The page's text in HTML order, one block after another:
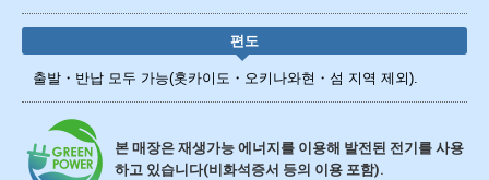
편도
출발・반납 모두 가능(홋카이도・오키나와현・섬 지역 제외).
본 매장은 재생가능 에너지를 이용해 발전된 전기를 사용
하고 있습니다(비화석증서 등의 이용 포함).